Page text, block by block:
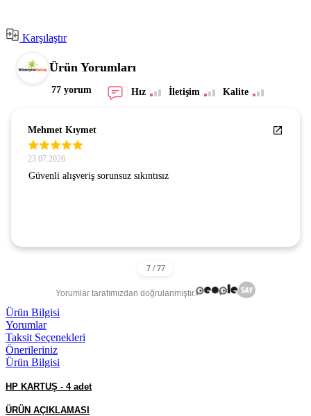
Karşılaştır
Ürün Yorumları
77 yorum Hız İletişim Kalite
Mehmet Kıymet
23.07.2026
Güvenli alışveriş sorunsuz sıkıntısız
Yorumlar tarafımızdan doğrulanmıştır.
Ürün Bilgisi
Yorumlar
Taksit Seçenekleri
Önerileriniz
Ürün Bilgisi
HP KARTUŞ - 4 adet
ÜRÜN AÇIKLAMASI